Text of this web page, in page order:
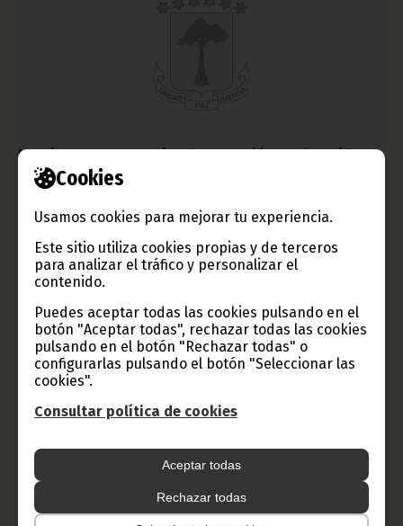
Cookies
Usamos cookies para mejorar tu experiencia.
Este sitio utiliza cookies propias y de terceros
para analizar el tráfico y personalizar el
contenido.
Puedes aceptar todas las cookies pulsando en el
botón "Aceptar todas", rechazar todas las cookies
pulsando en el botón "Rechazar todas" o
configurarlas pulsando el botón "Seleccionar las
cookies".
Consultar política de cookies
Aceptar todas
Rechazar todas
La Primera Dama, testigo de excepción en el partido
contra Senegal
La gran victoria del encuentro del Nzalang contra Senegal tuvo
un testigo de excepción: la Primera Dama, Constancia Mangue
que, con su presencia transmitió la suerte a los once del
combinado nacional.